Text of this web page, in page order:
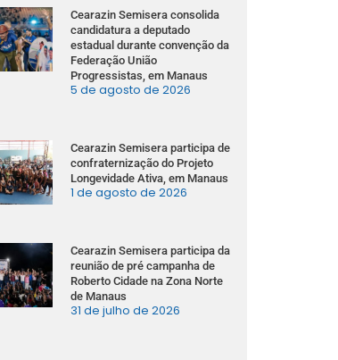
Cearazin Semisera consolida
candidatura a deputado
estadual durante convenção da
Federação União
Progressistas, em Manaus
5 de agosto de 2026
Cearazin Semisera participa de
confraternização do Projeto
Longevidade Ativa, em Manaus
1 de agosto de 2026
Cearazin Semisera participa da
reunião de pré campanha de
Roberto Cidade na Zona Norte
de Manaus
31 de julho de 2026